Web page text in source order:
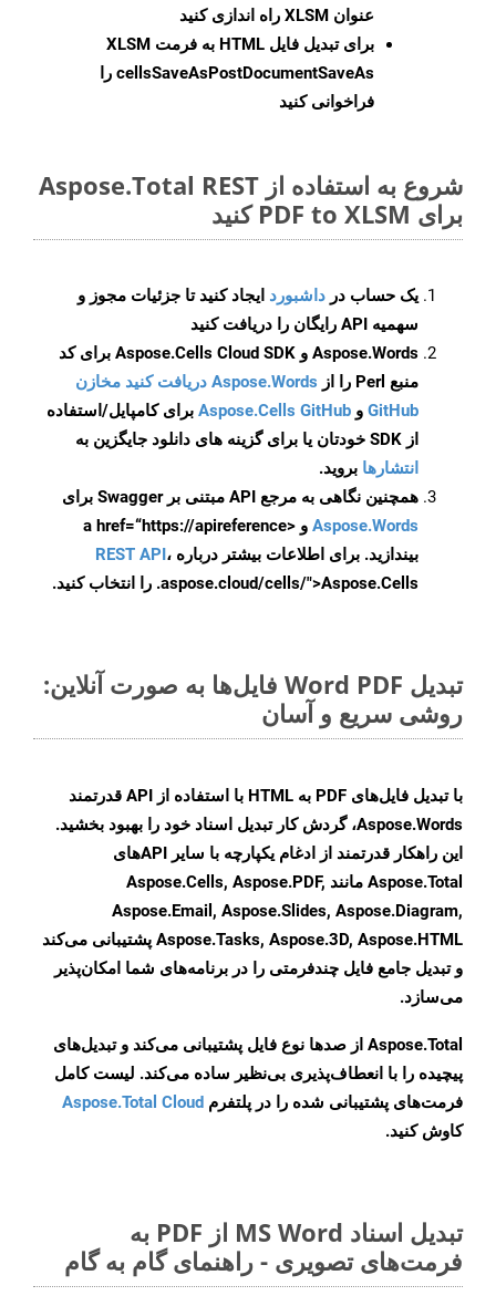
عنوان XLSM راه اندازی کنید
برای تبدیل فایل HTML به فرمت
XLSM
cellsSaveAsPostDocumentSaveAs را
فراخوانی کنید
شروع به استفاده از Aspose.Total REST
برای PDF to XLSM کنید
یک حساب در داشبورد ایجاد کنید تا جزئیات مجوز و
سهمیه API رایگان را دریافت کنید
Aspose.Words و Aspose.Cells Cloud SDK برای کد
منبع Perl را از
Aspose.Words دریافت کنید مخازن
GitHub و Aspose.Cells GitHub برای کامپایل/استفاده
از SDK خودتان یا برای گزینه های دانلود جایگزین به
انتشارها بروید.
همچنین نگاهی به مرجع API مبتنی بر Swagger برای
Aspose.Words
و <a href=“https://apireference
بیندازید. برای اطلاعات بیشتر درباره REST API،
.aspose.cloud/cells/">Aspose.Cells را انتخاب کنید.
تبدیل Word PDF فایل‌ها به صورت آنلاین:
روشی سریع و آسان
با تبدیل فایل‌های PDF به HTML با استفاده از API قدرتمند
Aspose.Words، گردش کار تبدیل اسناد خود را بهبود بخشید.
این راهکار قدرتمند از ادغام یکپارچه با سایر APIهای
Aspose.Total مانند Aspose.Cells, Aspose.PDF,
Aspose.Email, Aspose.Slides, Aspose.Diagram,
Aspose.Tasks, Aspose.3D, Aspose.HTML پشتیبانی می‌کند
و تبدیل جامع فایل چندفرمتی را در برنامه‌های شما امکان‌پذیر
می‌سازد.
Aspose.Total از صدها نوع فایل پشتیبانی می‌کند و تبدیل‌های
پیچیده را با انعطاف‌پذیری بی‌نظیر ساده می‌کند. لیست کامل
فرمت‌های پشتیبانی شده را در پلتفرم Aspose.Total Cloud
کاوش کنید.
تبدیل اسناد MS Word از PDF به
فرمت‌های تصویری - راهنمای گام به گام